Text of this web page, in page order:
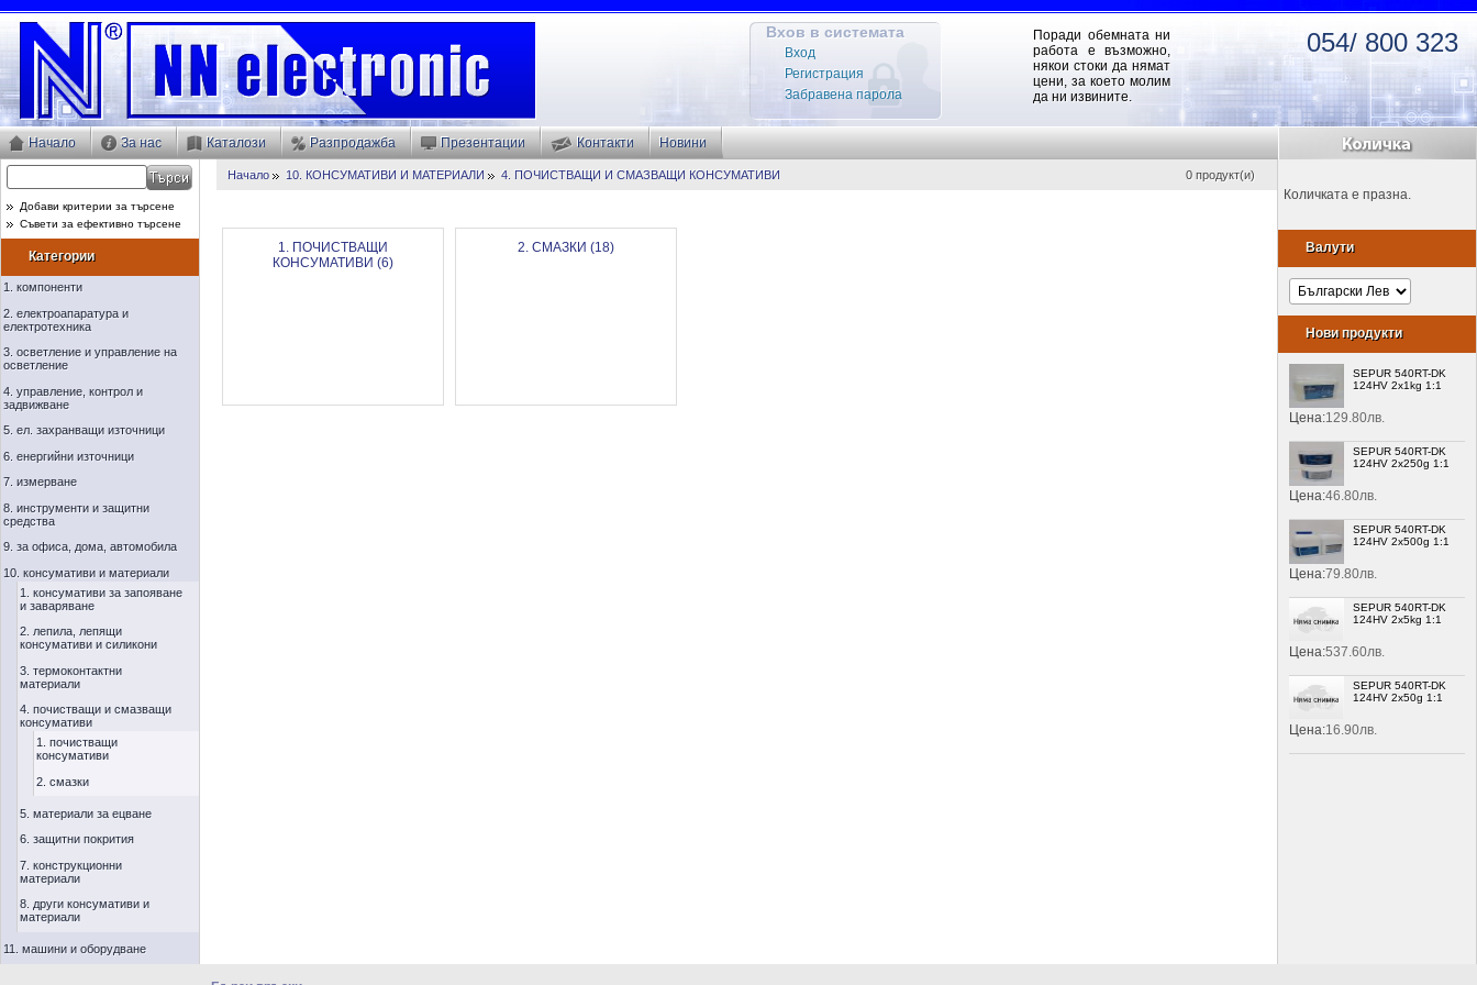
Начало За нас Каталози Разпродажба Презентации Контакти Новини
Вхов в системата
Вход
Регистрация
Забравена парола
Поради обемната ни
работа е възможно,
някои стоки да нямат
цени, за което молим
да ни извините.
054/ 800 323
Добави критерии за търсене
Съвети за ефективно търсене
Категории
1. компоненти
2. електроапаратура и
електротехника
3. осветление и управление на
осветление
4. управление, контрол и
задвижване
5. ел. захранващи източници
6. енергийни източници
7. измерване
8. инструменти и защитни
средства
9. за офиса, дома, автомобила
10. консумативи и материали
1. консумативи за запояване
и заваряване
2. лепила, лепящи
консумативи и силикони
3. термоконтактни
материали
4. почистващи и смазващи
консумативи
1. почистващи
консумативи
2. смазки
5. материали за ецване
6. защитни покрития
7. конструкционни
материали
8. други консумативи и
материали
11. машини и оборудване
0 продукт(и)
Начало 10. КОНСУМАТИВИ И МАТЕРИАЛИ 4. ПОЧИСТВАЩИ И СМАЗВАЩИ КОНСУМАТИВИ
1. ПОЧИСТВАЩИ
КОНСУМАТИВИ (6)
2. СМАЗКИ (18)
Количката е празна.
Валути
Нови продукти
SEPUR 540RT-DK
124HV 2x1kg 1:1
Цена:129.80лв.
SEPUR 540RT-DK
124HV 2x250g 1:1
Цена:46.80лв.
SEPUR 540RT-DK
124HV 2x500g 1:1
Цена:79.80лв.
SEPUR 540RT-DK
124HV 2x5kg 1:1
Цена:537.60лв.
SEPUR 540RT-DK
124HV 2x50g 1:1
Цена:16.90лв.